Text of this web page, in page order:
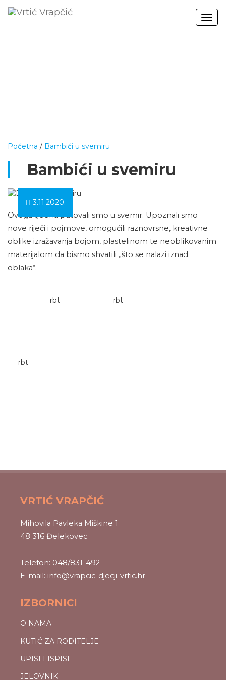
Početna / Bambići u svemiru
Bambići u svemiru
3.11.2020.
Ovoga tjedna putovali smo u svemir. Upoznali smo
nove riječi i pojmove, omogućili raznovrsne, kreativne
oblike izražavanja bojom, plastelinom te neoblikovanim
materijalom da bismo shvatili „što se nalazi iznad
oblaka“.
rbt rbt
rbt
VRTIĆ VRAPČIĆ
Mihovila Pavleka Miškine 1
48 316 Đelekovec
Telefon: 048/831-492
E-mail: info@vrapcic-djecji-vrtic.hr
IZBORNICI
O NAMA
KUTIĆ ZA RODITELJE
UPISI I ISPISI
JELOVNIK